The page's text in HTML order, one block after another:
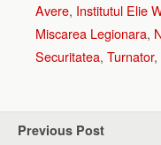
Avere, Institutul Elie
Miscarea Legionara,
Securitatea, Turnator,
Previous Post